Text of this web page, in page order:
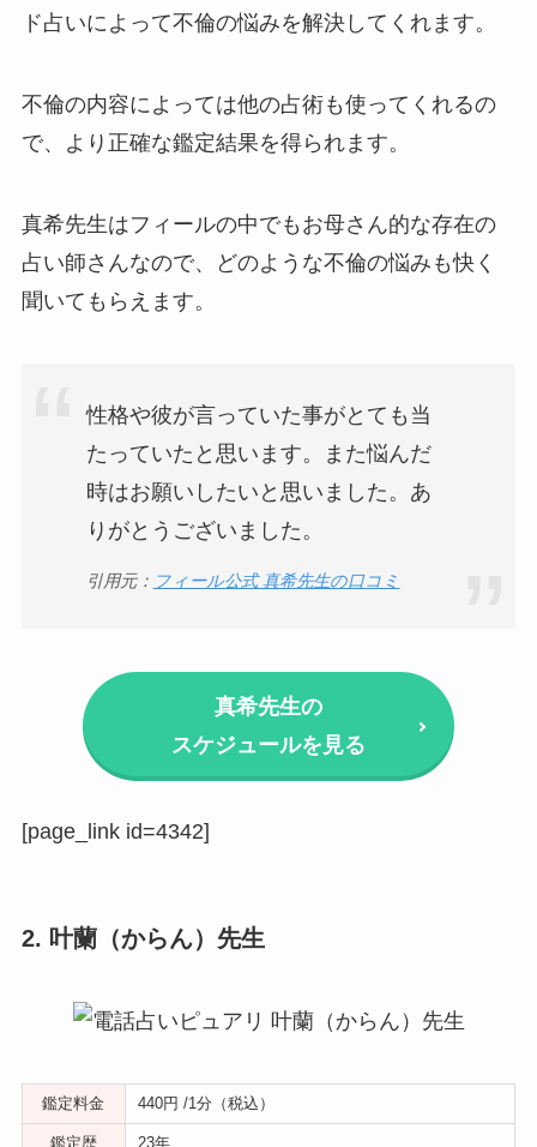
ド占いによって不倫の悩みを解決してくれます。
不倫の内容によっては他の占術も使ってくれるの
で、より正確な鑑定結果を得られます。
真希先生はフィールの中でもお母さん的な存在の
占い師さんなので、どのような不倫の悩みも快く
聞いてもらえます。
性格や彼が言っていた事がとても当
たっていたと思います。また悩んだ
時はお願いしたいと思いました。あ
りがとうございました。
引用元： フィール公式 真希先生の口コミ
真希先生の
スケジュールを見る
[page_link id=4342]
2. 叶蘭（からん）先生
鑑定料金 440円 /1分（税込）
鑑定歴 23年